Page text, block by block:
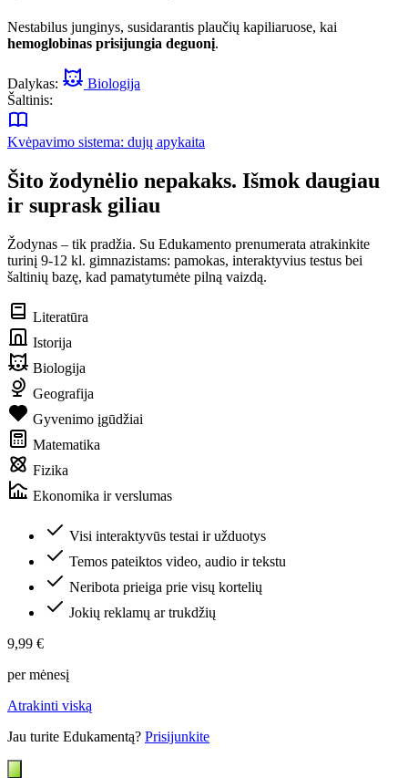
Nestabilus junginys, susidarantis plaučių kapiliaruose, kai
hemoglobinas prisijungia deguonį.
Dalykas:
Biologija
Šaltinis:
Kvėpavimo sistema: dujų apykaita
Šito žodynėlio nepakaks. Išmok daugiau
ir suprask giliau
Žodynas – tik pradžia. Su Edukamento prenumerata atrakinkite
turinį 9-12 kl. gimnazistams: pamokas, interaktyvius testus bei
šaltinių bazę, kad pamatytumėte pilną vaizdą.
Literatūra
Istorija
Biologija
Geografija
Gyvenimo įgūdžiai
Matematika
Fizika
Ekonomika ir verslumas
Visi interaktyvūs testai ir užduotys
Temos pateiktos video, audio ir tekstu
Neribota prieiga prie visų kortelių
Jokių reklamų ar trukdžių
9,99 €
per mėnesį
Atrakinti viską
Jau turite Edukamentą? Prisijunkite